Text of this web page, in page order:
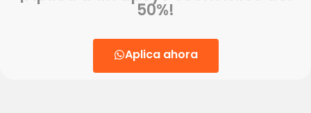
50%!
Aplica ahora